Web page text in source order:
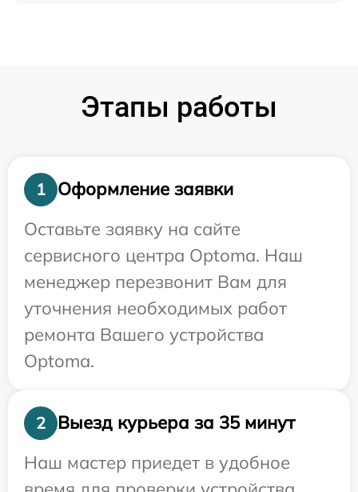
Этапы работы
1
Оформление заявки
Оставьте заявку на сайте
сервисного центра Optoma. Наш
менеджер перезвонит Вам для
уточнения необходимых работ
ремонта Вашего устройства
Optoma.
2
Выезд курьера за 35 минут
Наш мастер приедет в удобное